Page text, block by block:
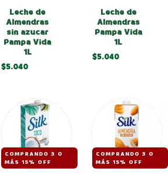
Leche de
Almendras
sin azucar
Pampa Vida
1L
$5.040
Leche de
Almendras
Pampa Vida
1L
$5.040
COMPRANDO 3 O
MÁS 15% OFF
COMPRANDO 3 O
MÁS 15% OFF